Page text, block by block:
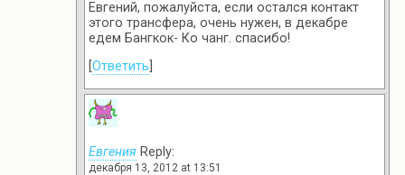
Евгений, пожалуйста, если остался контакт
этого трансфера, очень нужен, в декабре
едем Бангкок- Ко чанг. спасибо!
Ответить
Евгения Reply:
декабря 13, 2012 at 13:51